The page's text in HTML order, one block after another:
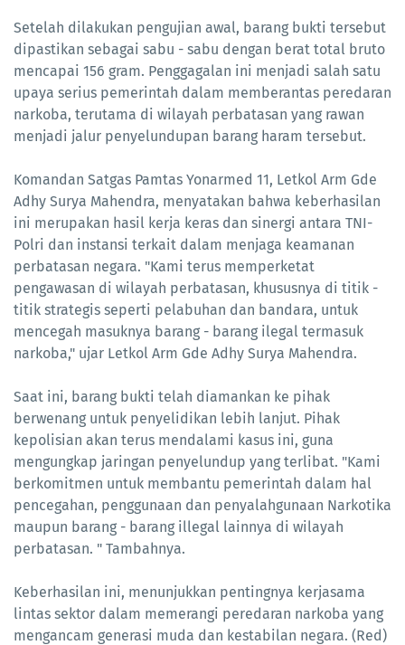
Setelah dilakukan pengujian awal, barang bukti tersebut
dipastikan sebagai sabu - sabu dengan berat total bruto
mencapai 156 gram. Penggagalan ini menjadi salah satu
upaya serius pemerintah dalam memberantas peredaran
narkoba, terutama di wilayah perbatasan yang rawan
menjadi jalur penyelundupan barang haram tersebut.
Komandan Satgas Pamtas Yonarmed 11, Letkol Arm Gde
Adhy Surya Mahendra, menyatakan bahwa keberhasilan
ini merupakan hasil kerja keras dan sinergi antara TNI-
Polri dan instansi terkait dalam menjaga keamanan
perbatasan negara. "Kami terus memperketat
pengawasan di wilayah perbatasan, khususnya di titik -
titik strategis seperti pelabuhan dan bandara, untuk
mencegah masuknya barang - barang ilegal termasuk
narkoba," ujar Letkol Arm Gde Adhy Surya Mahendra.
Saat ini, barang bukti telah diamankan ke pihak
berwenang untuk penyelidikan lebih lanjut. Pihak
kepolisian akan terus mendalami kasus ini, guna
mengungkap jaringan penyelundup yang terlibat. "Kami
berkomitmen untuk membantu pemerintah dalam hal
pencegahan, penggunaan dan penyalahgunaan Narkotika
maupun barang - barang illegal lainnya di wilayah
perbatasan. " Tambahnya.
Keberhasilan ini, menunjukkan pentingnya kerjasama
lintas sektor dalam memerangi peredaran narkoba yang
mengancam generasi muda dan kestabilan negara. (Red)